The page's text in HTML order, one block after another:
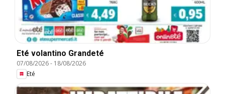
Eté volantino Grandeté
07/08/2026- 18/08/2026
Eté